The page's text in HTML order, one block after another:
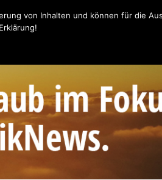
von Inhalten und können für die